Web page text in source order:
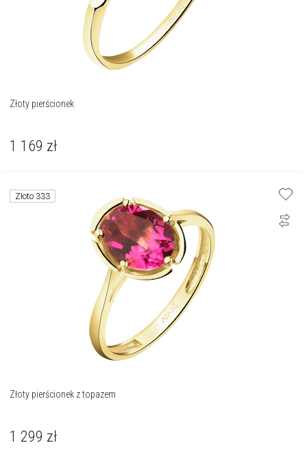
Złoty pierścionek
1 169 zł
Złoto 333
Złoty pierścionek z topazem
1 299 zł